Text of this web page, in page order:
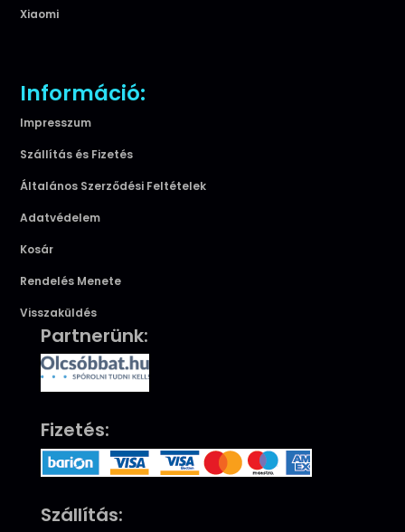
Xiaomi
Információ:
Impresszum
Szállítás és Fizetés
Általános Szerződési Feltételek
Adatvédelem
Kosár
Rendelés Menete
Visszaküldés
Partnerünk:
Fizetés:
Szállítás: